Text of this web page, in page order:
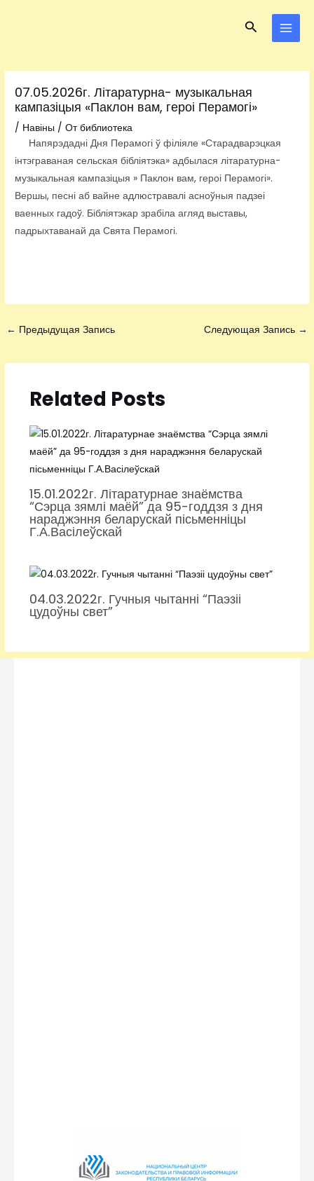
Поиск
07.05.2026г. Літаратурна- музыкальная
кампазіцыя «Паклон вам, героі Перамогі»
/ Навіны / Отбиблиотека
Напярэдадні Дня Перамогі ў філіяле «Старадварэцкая
інтэграваная сельская бібліятэка» адбылася літаратурна-
музыкальная кампазіцыя » Паклон вам, героі Перамогі».
Вершы, песні аб вайне адлюстравалі асноўныя падзеі
ваенных гадоў. Бібліятэкар зрабіла агляд выставы,
падрыхтаванай да Свята Перамогі.
← Предыдущая Запись Следующая Запись →
Related Posts
15.01.2022г. Літаратурнае знаёмства
“Сэрца зямлі маёй” да 95-годдзя з дня
нараджэння беларускай пісьменніцы
Г.А.Васілеўскай
04.03.2022г. Гучныя чытанні “Паэзіі
цудоўны свет”